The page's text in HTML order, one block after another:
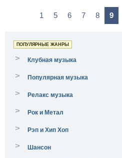
1 5 6 7 8 9
ПОПУЛЯРНЫЕ ЖАНРЫ
> Клубная музыка
> Популярная музыка
> Релакс музыка
> Рок и Метал
> Рэп и Хип Хоп
> Шансон